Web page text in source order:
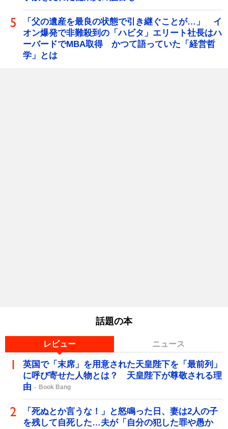
「父の遺産を最良の状態で引き継ぐことが…」 イ
オン爆発で非難殺到の「ハビタ」エリート社長はハ
ーバードでMBA取得 かつて語っていた「経営哲
学」とは
話題の本
レビュー ニュース
英国で「末席」を用意された天皇陛下を「最前列」
に呼び寄せた人物とは？ 天皇陛下が尊敬される理
由
Book Bang
「死ぬとか言うな！」と怒鳴った日、妻は2人の子
を残して自死した…夫が「自分の犯した罪や愚か